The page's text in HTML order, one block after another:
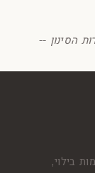
הסינון --
בילוי,